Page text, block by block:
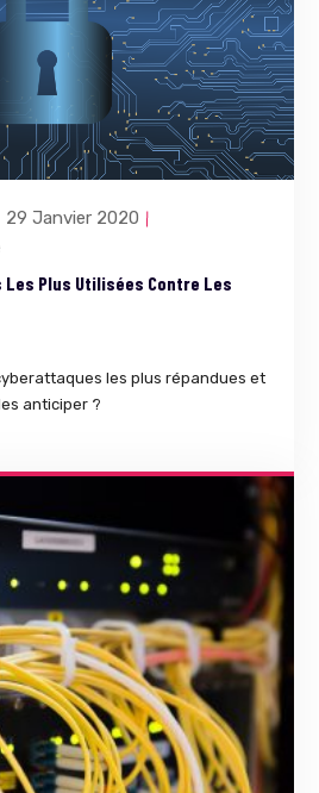
29 Janvier 2020
Les Plus Utilisées Contre Les
les plus répandues et
anticiper ?